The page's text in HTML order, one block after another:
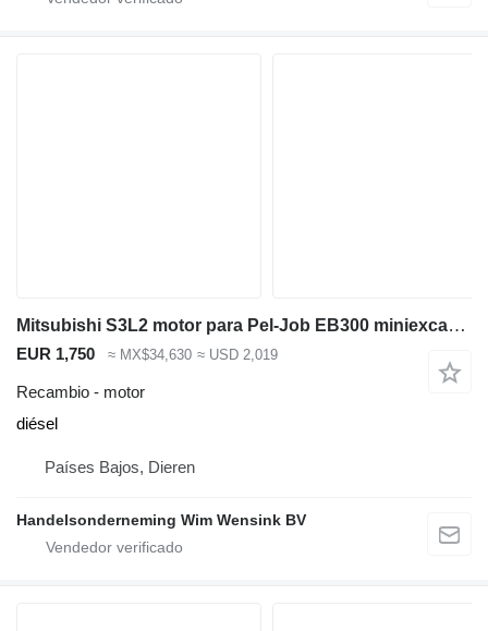
Mitsubishi S3L2 motor para Pel-Job EB300 miniexcavadora
EUR 1,750 ≈ MX$34,630 ≈ USD 2,019
Recambio - motor
diésel
Países Bajos, Dieren
Handelsonderneming Wim Wensink BV